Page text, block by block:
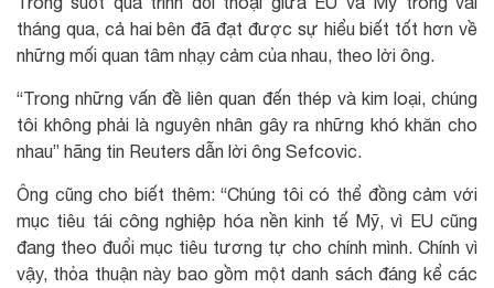
tháng qua, cả hai bên đã đạt được sự hiểu biết tốt hơn về
những mối quan tâm nhạy cảm của nhau, theo lời ông.
“Trong những vấn đề liên quan đến thép và kim loại, chúng
tôi không phải là nguyên nhân gây ra những khó khăn cho
nhau” hãng tin Reuters dẫn lời ông Sefcovic.
Ông cũng cho biết thêm: “Chúng tôi có thể đồng cảm với
mục tiêu tái công nghiệp hóa nền kinh tế Mỹ, vì EU cũng
đang theo đuổi mục tiêu tương tự cho chính mình. Chính vì
vậy, thỏa thuận này bao gồm một danh sách đáng kể các